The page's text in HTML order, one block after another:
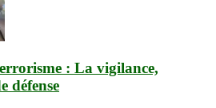
: La vigilance,
défense